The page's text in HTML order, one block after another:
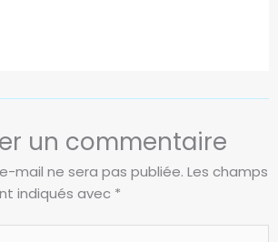
un commentaire
mail ne sera pas publiée. Les champs
indiqués avec *